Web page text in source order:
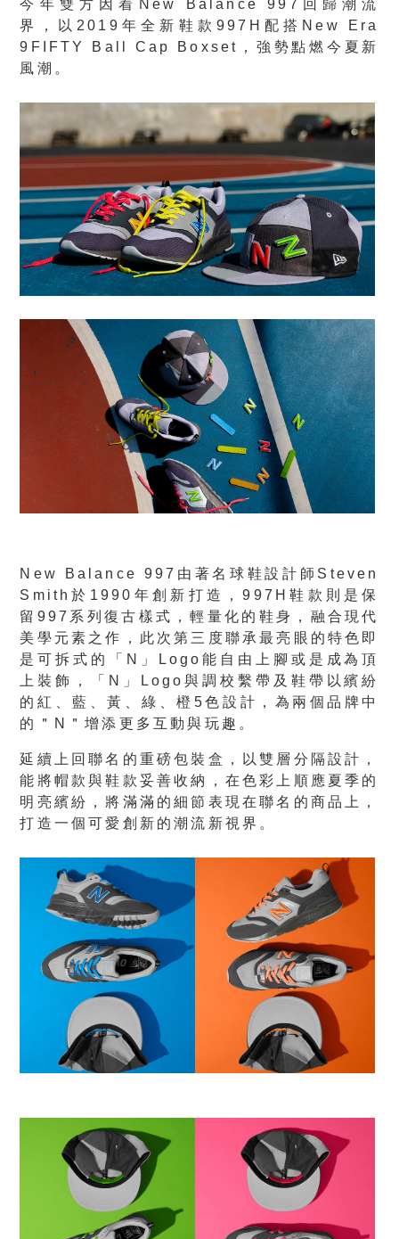
今年雙方因着New Balance 997回歸潮流
界，以2019年全新鞋款997H配搭New Era
9FIFTY Ball Cap Boxset，強勢點燃今夏新
風潮。
New Balance 997由著名球鞋設計師Steven
Smith於1990年創新打造，997H鞋款則是保
留997系列復古樣式，輕量化的鞋身，融合現代
美學元素之作，此次第三度聯承最亮眼的特色即
是可拆式的「N」Logo能自由上腳或是成為頂
上裝飾，「N」Logo與調校繫帶及鞋帶以繽紛
的紅、藍、黃、綠、橙5色設計，為兩個品牌中
的＂N＂增添更多互動與玩趣。
延續上回聯名的重磅包裝盒，以雙層分隔設計，
能將帽款與鞋款妥善收納，在色彩上順應夏季的
明亮繽紛，將滿滿的細節表現在聯名的商品上，
打造一個可愛創新的潮流新視界。